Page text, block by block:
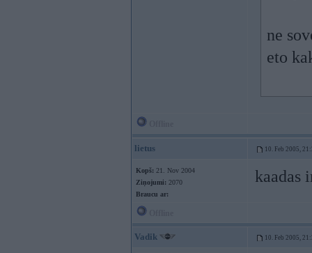
ne
eto
lietus 10. Feb 2005,
Kopš: 21. Nov 2004
Ziņojumi: 2070
Braucu ar:
kaadas
Vadik 10. Feb 2005,